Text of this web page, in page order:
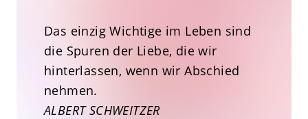
Das einzig Wichtige im Leben sind
die Spuren der Liebe, die wir
hinterlassen, wenn wir Abschied
nehmen.
ALBERT SCHWEITZER